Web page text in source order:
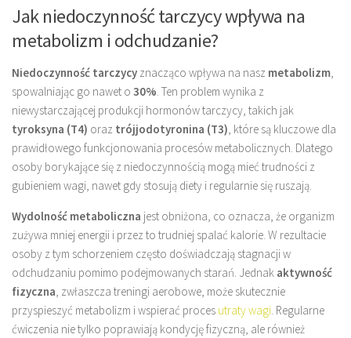
Jak niedoczynność tarczycy wpływa na
metabolizm i odchudzanie?
Niedoczynność tarczycy znacząco wpływa na nasz metabolizm,
spowalniając go nawet o 30%. Ten problem wynika z
niewystarczającej produkcji hormonów tarczycy, takich jak
tyroksyna (T4) oraz trójjodotyronina (T3), które są kluczowe dla
prawidłowego funkcjonowania procesów metabolicznych. Dlatego
osoby borykające się z niedoczynnością mogą mieć trudności z
gubieniem wagi, nawet gdy stosują diety i regularnie się ruszają.
Wydolność metaboliczna jest obniżona, co oznacza, że organizm
zużywa mniej energii i przez to trudniej spalać kalorie. W rezultacie
osoby z tym schorzeniem często doświadczają stagnacji w
odchudzaniu pomimo podejmowanych starań. Jednak aktywność
fizyczna, zwłaszcza treningi aerobowe, może skutecznie
przyspieszyć metabolizm i wspierać proces utraty wagi. Regularne
ćwiczenia nie tylko poprawiają kondycję fizyczną, ale również